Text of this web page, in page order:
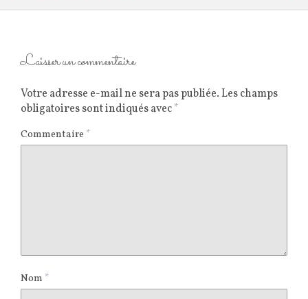
Laisser un commentaire
Votre adresse e-mail ne sera pas publiée.Les champs
obligatoires sont indiqués avec*
Commentaire *
Nom *